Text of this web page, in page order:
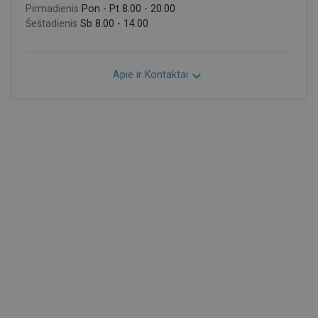
Pirmadienis Pon - Pt 8.00 - 20.00
Šeštadienis Sb 8.00 - 14.00
Apie ir Kontaktai 